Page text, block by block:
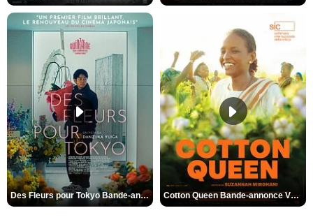
Des Fleurs pour Tokyo Bande-annonce VO STFR Cotton Queen Bande-annonce VO STFR